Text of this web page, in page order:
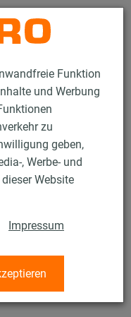
Funktion
und Werbung
zu
geben,
, Werbe- und
Website
Impressum
Kontakt
Profile 38/24-